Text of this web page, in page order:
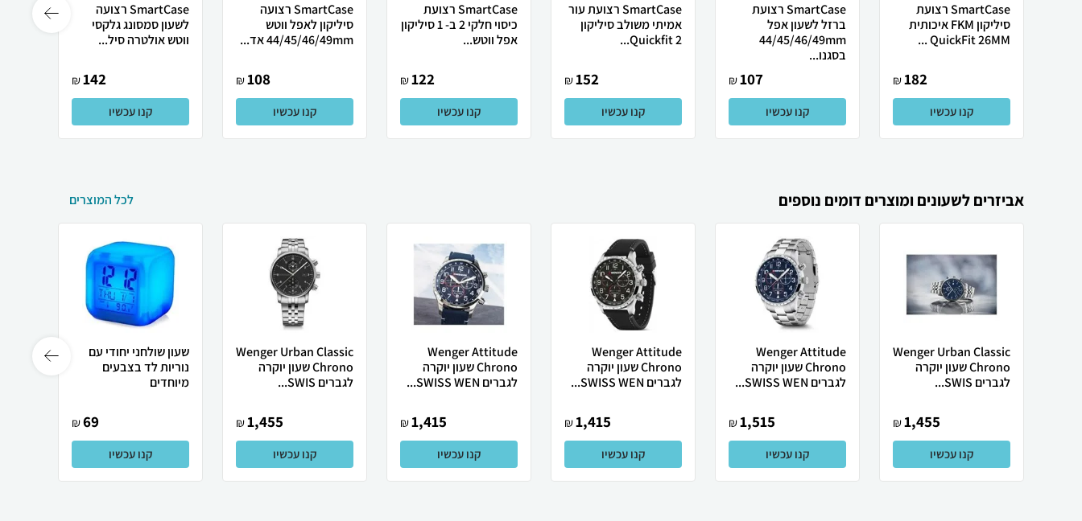
SmartCase רצועת
סיליקון FKM איכותית
QuickFit 26MM ...
182
₪
קנו עכשיו
SmartCase רצועת
ברזל לשעון אפל
44/45/46/49mm
בסגנו...
107
₪
קנו עכשיו
SmartCase רצועת עור
אמיתי משולב סיליקון
Quickfit 2...
152
₪
קנו עכשיו
SmartCase רצועת
כיסוי חלקי 2 ב- 1 סיליקון
אפל ווטש...
122
₪
קנו עכשיו
SmartCase רצועה
סיליקון לאפל ווטש
44/45/46/49mm אד...
108
₪
קנו עכשיו
SmartCase רצועה
לשעון סמסונג גלקסי
ווטש אולטרה סיל...
142
₪
קנו עכשיו
אביזרים לשעונים ומוצרים דומים נוספים לכל המוצרים
Wenger Urban Classic
Chrono שעון יוקרה
לגברים SWIS...
1,455
₪
קנו עכשיו
Wenger Attitude
Chrono שעון יוקרה
לגברים SWISS WEN...
1,515
₪
קנו עכשיו
Wenger Attitude
Chrono שעון יוקרה
לגברים SWISS WEN...
1,415
₪
קנו עכשיו
Wenger Attitude
Chrono שעון יוקרה
לגברים SWISS WEN...
1,415
₪
קנו עכשיו
Wenger Urban Classic
Chrono שעון יוקרה
לגברים SWIS...
1,455
₪
קנו עכשיו
שעון שולחני יחודי עם
נוריות לד בצבעים
מיוחדים
69
₪
קנו עכשיו